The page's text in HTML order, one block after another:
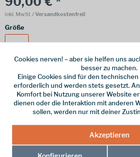
inkl. MwSt./ Versandkostenfrei!
Größe
Online bestellen
vorrätig | Lieferzeit 1-3 Werktage
In den
Cookies nerven! – aber sie helfen uns
besser zu machen.
Einige Cookies sind für den
erforderlich und werden stets gesetzt.
Komfort bei Nutzung unserer Website
dienen oder die Interaktion mit anderen
sollen, werden nur mit deiner
Akzeptieren